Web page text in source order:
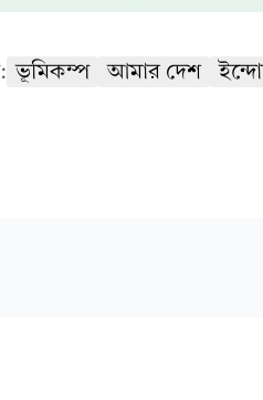
ভূমিকম্প আমার দেশ